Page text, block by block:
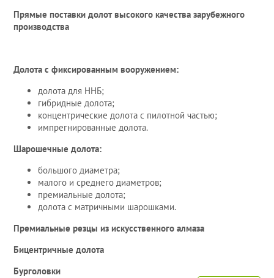
Прямые поставки долот высокого качества зарубежного
производства
Долота с фиксированным вооружением:
долота для ННБ;
гибридные долота;
концентрические долота с пилотной частью;
импрегнированные долота.
Шарошечные долота:
большого диаметра;
малого и среднего диаметров;
премиальные долота;
долота с матричными шарошками.
Премиальные резцы из искусственного алмаза
Бицентричные долота
Бурголовки